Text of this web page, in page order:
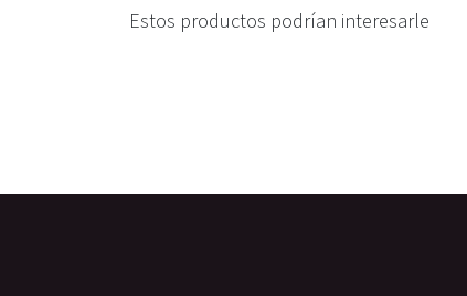
Estos productos podrían interesarle